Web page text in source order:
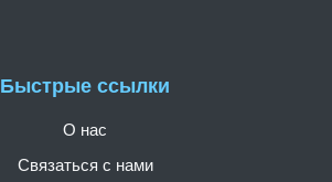
Быстрые ссылки
О нас
Связаться с нами